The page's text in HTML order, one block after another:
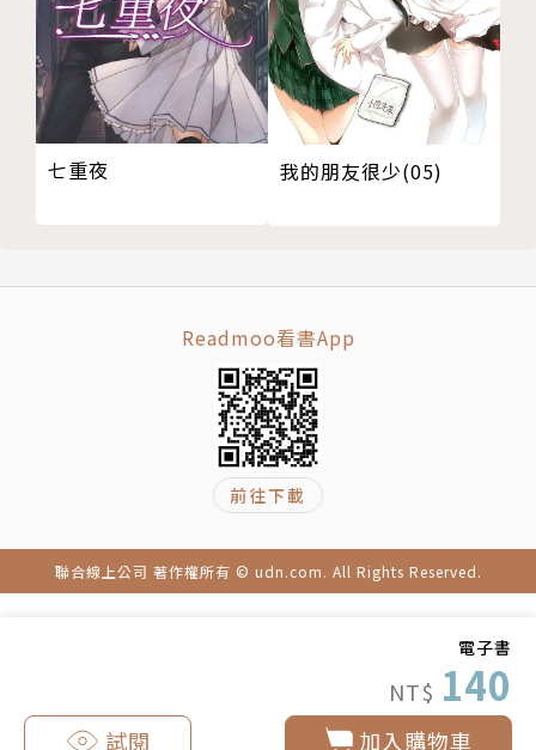
電子書
NT$ 140
加入購物車
試閱
七重夜 我的朋友很少(05)
Readmoo看書App
前往下載
聯合線上公司 著作權所有 © udn.com. All Rights Reserved.